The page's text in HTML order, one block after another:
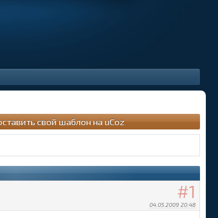
свой шаблон на uCoz
1
04.05.2009 20:48